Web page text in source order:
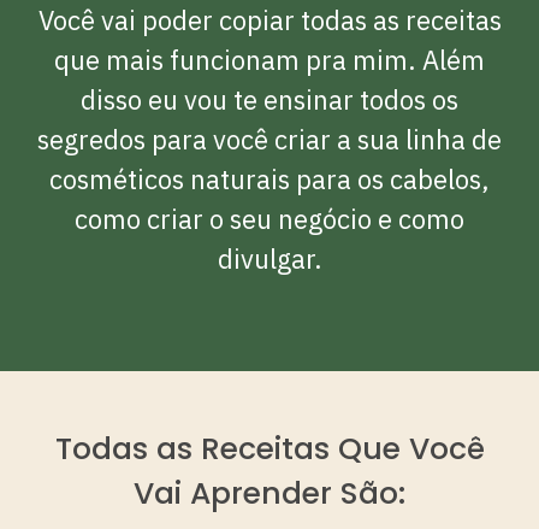
Você vai poder copiar todas as receitas
que mais funcionam pra mim. Além
disso eu vou te ensinar todos os
segredos para você criar a sua linha de
cosméticos naturais para os cabelos,
como criar o seu negócio e como
divulgar.
Todas as Receitas Que Você
Vai Aprender São: